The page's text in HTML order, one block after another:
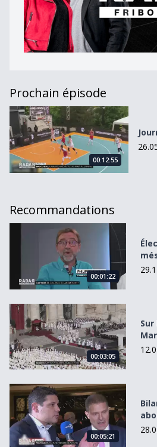
Prochain épisode
Journal du 26 mai 2021
00:12:55
Recommandations
Élection: de l&#039;alliance à la
00:01:22
Sur les traces de Sainte
00:03:05
Bilan d&#039;une présidence
00:05:21